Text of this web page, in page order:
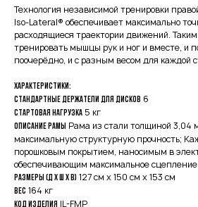
Технология независимой тренировки
Iso-Lateral® обеспечивает максимально
расходящиеся траектории движений.
тренировать мышцы рук и ног и вместе, и
поочерёдно, и с разным весом для каждой
Характеристики:
Стандартные держатели для дисков 6
Стартовая нагрузка 5 кг
Описание рамы Рама из стали толщиной 3,04
максимальную структурную прочность;
порошковым покрытием, наносимым в
обеспечивающим максимальное сцепление
Размеры (Д x Ш x В) 127 см x 150 см x 153 см
Вес 164 кг
Код изделия IL-FMP